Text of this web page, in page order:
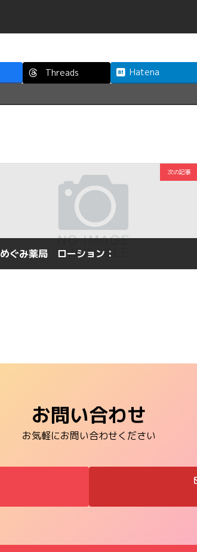
Threads Hatena
次の記事
めぐみ薬局 ローション：
お問い合わせ
お気軽にお問い合わせください